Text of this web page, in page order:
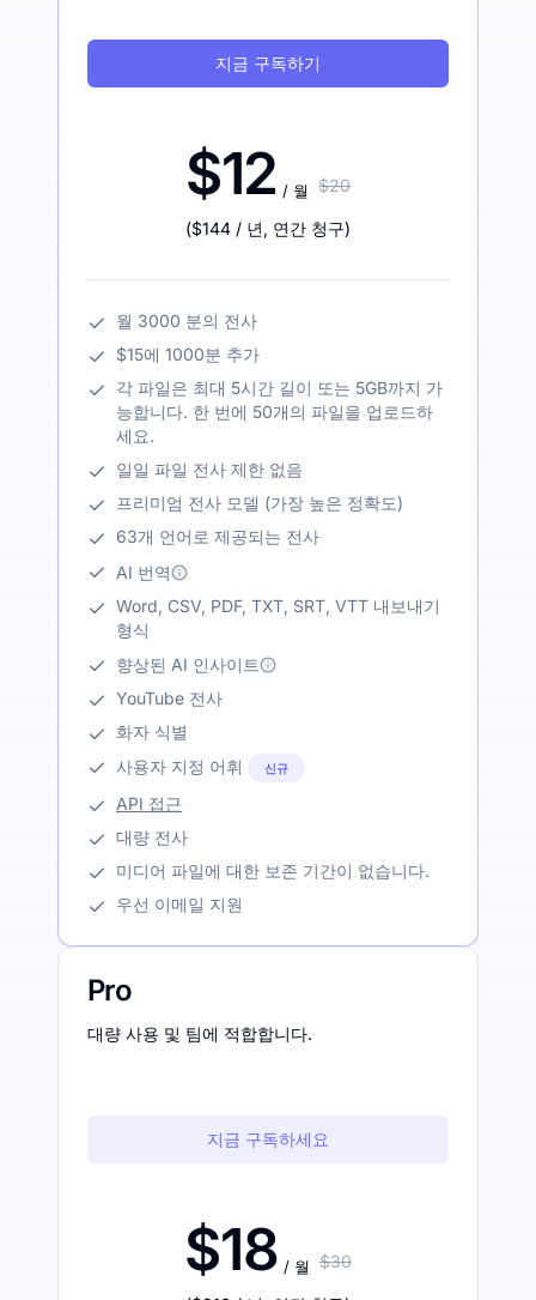
지금 구독하기
$12 / 월 $20
($144 / 년, 연간 청구)
월 3000 분의 전사
$15에 1000분 추가
각 파일은 최대 5시간 길이 또는 5GB까지 가
능합니다. 한 번에 50개의 파일을 업로드하
세요.
일일 파일 전사 제한 없음
프리미엄 전사 모델 (가장 높은 정확도)
63개 언어로 제공되는 전사
AI 번역
Word, CSV, PDF, TXT, SRT, VTT 내보내기
형식
향상된 AI 인사이트
YouTube 전사
화자 식별
사용자 지정 어휘
신규
API 접근
대량 전사
미디어 파일에 대한 보존 기간이 없습니다.
우선 이메일 지원
Pro
대량 사용 및 팀에 적합합니다.
지금 구독하세요
$18 / 월 $30